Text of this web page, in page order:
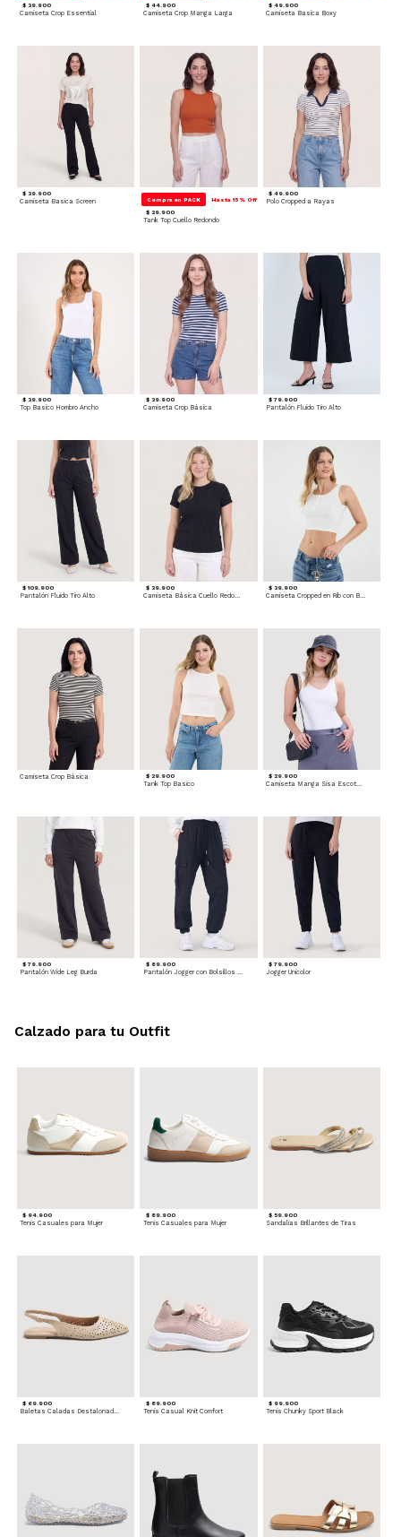
$ 39.900
Camiseta Crop Essential
$ 44.900
Camiseta Crop Manga Larga
$ 49.900
Camiseta Basica Boxy
$ 39.900
Camiseta Basica Screen Compra en PACK Hasta 15% Off
$ 29.900
Tank Top Cuello Redondo
$ 49.900
Polo Cropped a Rayas
$ 39.900
Top Basico Hombro Ancho
$ 39.900
Camiseta Crop Básica
$ 79.900
Pantalón Fluido Tiro Alto
$ 109.900
Pantalón Fluido Tiro Alto
$ 39.900
Camiseta Básica Cuello Redondo
$ 39.900
Camiseta Cropped en Rib con Botones
Camiseta Crop Básica $ 29.900
Tank Top Basico
$ 29.900
Camiseta Manga Sisa Escotada
$ 79.900
Pantalón Wide Leg Burda
$ 89.900 $ 79.900
Jogger Unicolor
$ 94.900
Tenis Casuales para Mujer
$ 89.900
Tenis Casuales para Mujer
$ 59.900
Sandalias Brillantes de Tiras
$ 69.900 $ 89.900
Tenis Casual Knit Comfort
$ 99.900
Tenis Chunky Sport Black
Calzado para tu Outfit